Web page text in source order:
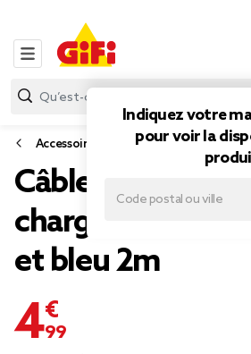
Indiquez votre
pour voir la
Accessoires smartphone et tablette
Câble USB-C
charge rapide
et bleu 2m
4,99 €